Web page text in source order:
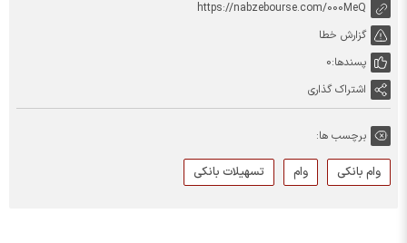
https://nabzebourse.com/000MeQ
گزارش خطا
پسندها:0
اشتراک گذاری
برچسب ها:
وام بانکی وام تسهیلات بانکی